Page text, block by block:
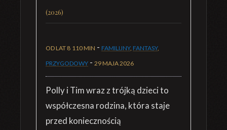
(2026)
OD LAT 8 110 MIN - FAMILIJNY, FANTASY,
PRZYGODOWY - 29 MAJA 2026
Polly i Tim wraz z trójką dzieci to
współczesna rodzina, która staje
przed koniecznością